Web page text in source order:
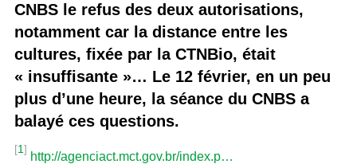
CNBS le refus des deux autorisations,
notamment car la distance entre les
cultures, fixée par la CTNBio, était
« insuffisante »… Le 12 février, en un peu
plus d’une heure, la séance du CNBS a
balayé ces questions.
[1]
http://agenciact.mct.gov.br/index.p…